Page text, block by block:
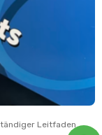
Leitfaden